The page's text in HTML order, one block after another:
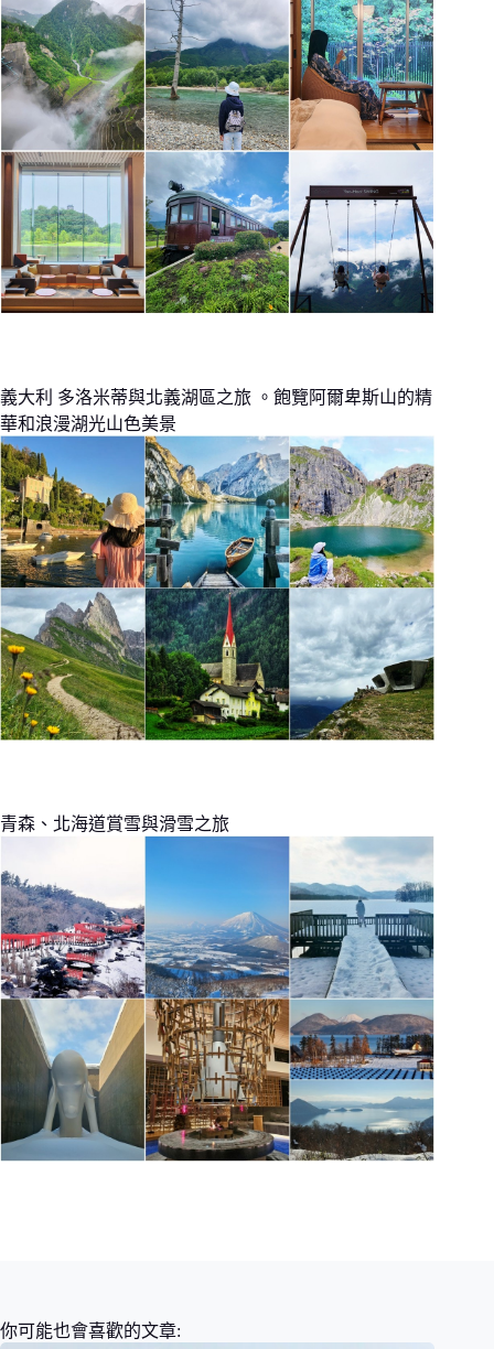
義大利 多洛米蒂與北義湖區之旅 。飽覽阿爾卑斯山的精
華和浪漫湖光山色美景
青森、北海道賞雪與滑雪之旅
你可能也會喜歡的文章: